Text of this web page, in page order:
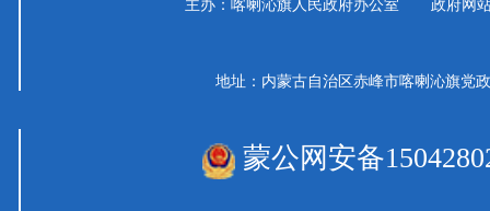
主办：喀喇沁旗人民政府办公室 政府网站
地址：内蒙古自治区赤峰市喀喇沁旗党
蒙公网安备